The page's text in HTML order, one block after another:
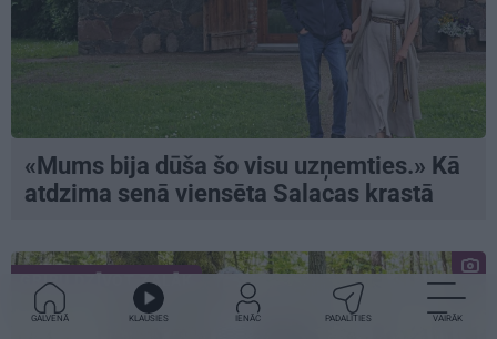
«Mums bija dūša šo visu uzņemties.» Kā
atdzima senā viensēta Salacas krastā
GRIBU DZĪVOT ZAĻĀK
GALVENĀ KLAUSIES IENĀC PADALĪTIES VAIRĀK